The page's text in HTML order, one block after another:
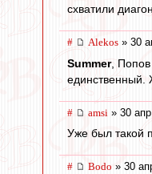
схватили
# Alekos » 30
Summer, Попов
единственный.
# amsi » 30
Уже был такой
# Bodo » 30